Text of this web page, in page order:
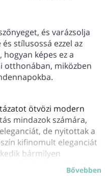
és varázsolja
stílusossá ezzel az
hogyan képes ez a
otthonában, miközben
ötvözi modern
mindazok számára,
de nyitottak a
kifinomult eleganciát
bármilyen
vagy modern stílusú.
újrahasznosított
Bővebben